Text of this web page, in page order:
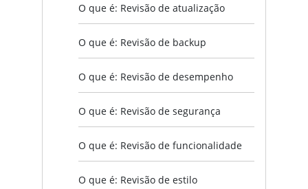
O que é: Revisão de atualização
O que é: Revisão de backup
O que é: Revisão de desempenho
O que é: Revisão de segurança
O que é: Revisão de funcionalidade
O que é: Revisão de estilo